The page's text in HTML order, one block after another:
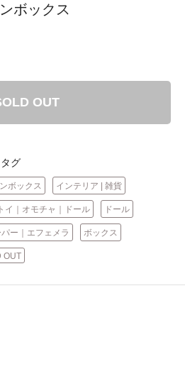
ボックス
OUT
グ
ボックス インテリア | 雑貨
トイ｜オモチャ｜ドール ドール
ー｜エフェメラ ボックス
OUT